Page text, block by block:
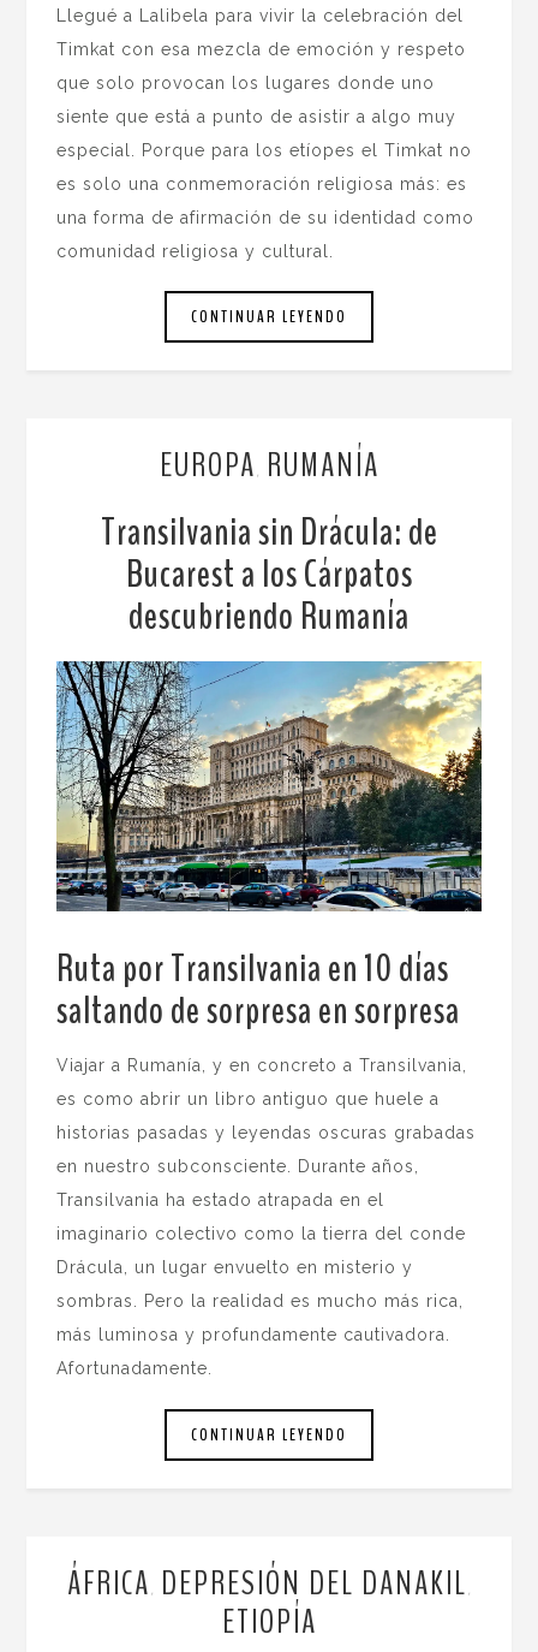
Llegué a Lalibela para vivir la celebración del
Timkat con esa mezcla de emoción y respeto
que solo provocan los lugares donde uno
siente que está a punto de asistir a algo muy
especial. Porque para los etíopes el Timkat no
es solo una conmemoración religiosa más: es
una forma de afirmación de su identidad como
comunidad religiosa y cultural.
CONTINUAR LEYENDO
EUROPA, RUMANÍA
Transilvania sin Drácula: de
Bucarest a los Cárpatos
descubriendo Rumanía
Ruta por Transilvania en 10 días
saltando de sorpresa en sorpresa
Viajar a Rumanía, y en concreto a Transilvania,
es como abrir un libro antiguo que huele a
historias pasadas y leyendas oscuras grabadas
en nuestro subconsciente. Durante años,
Transilvania ha estado atrapada en el
imaginario colectivo como la tierra del conde
Drácula, un lugar envuelto en misterio y
sombras. Pero la realidad es mucho más rica,
más luminosa y profundamente cautivadora.
Afortunadamente.
CONTINUAR LEYENDO
ÁFRICA DEPRESIÓN DEL DANAKIL
ETIOPÍA